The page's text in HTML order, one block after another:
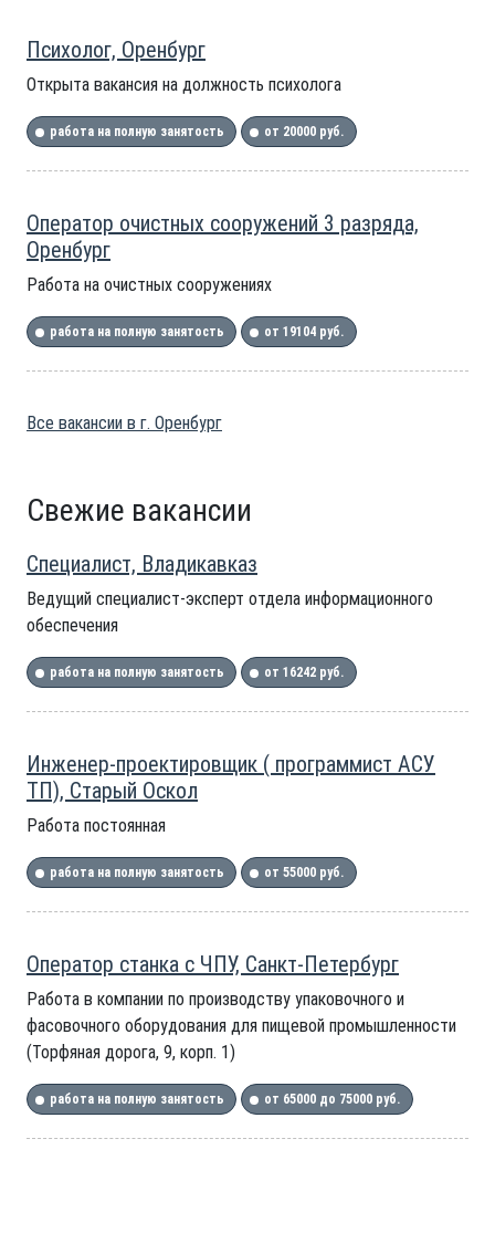
Психолог, Оренбург
Открыта вакансия на должность психолога
работа на полную занятость от 20000 руб.
Оператор очистных сооружений 3 разряда,
Оренбург
Работа на очистных сооружениях
работа на полную занятость от 19104 руб.
Все вакансии в г. Оренбург
Свежие вакансии
Специалист, Владикавказ
Ведущий специалист-эксперт отдела информационного
обеспечения
работа на полную занятость от 16242 руб.
Инженер-проектировщик ( программист АСУ
ТП), Старый Оскол
Работа постоянная
работа на полную занятость от 55000 руб.
Оператор станка с ЧПУ, Санкт-Петербург
Работа в компании по производству упаковочного и
фасовочного оборудования для пищевой промышленности
(Торфяная дорога, 9, корп. 1)
работа на полную занятость от 65000 до 75000 руб.